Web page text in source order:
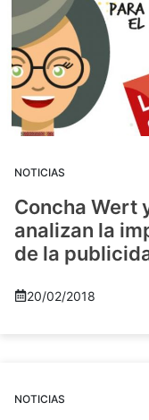
NOTICIAS
Concha Wert
analizan la
de la
20/02/2018
NOTICIAS